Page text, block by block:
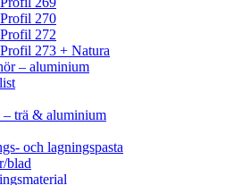
Profil 270
Profil 272
Profil 273 + Natura
– aluminium
– trä & aluminium
och lagningspasta
blad